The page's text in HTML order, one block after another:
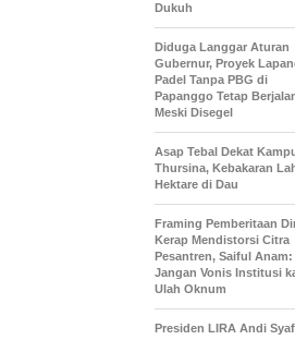
Dukuh
Diduga Langgar Aturan
Gubernur, Proyek
Padel Tanpa PBG di
Papanggo Tetap
Meski Disegel
Asap Tebal Dekat
Thursina, Kebakaran
Hektare di Dau
Framing Pemberitaan
Kerap Mendistorsi Citra
Pesantren, Saiful Anam:
Jangan Vonis Institusi
Ulah Oknum
Presiden LIRA Andi